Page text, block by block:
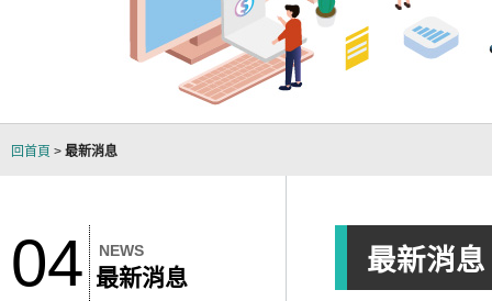
回首頁 > 最新消息
04 NEWS
最新消息
最新消息